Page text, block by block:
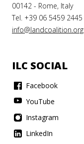
00142 - Rome, Italy
Tel. +39 06 5459 2445
info@landcoalition.org
ILC SOCIAL
Facebook
YouTube
Instagram
LinkedIn